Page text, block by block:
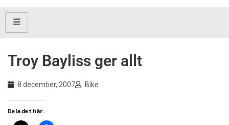
Troy Bayliss ger allt
8 december, 2007 Bike
Dela det här: